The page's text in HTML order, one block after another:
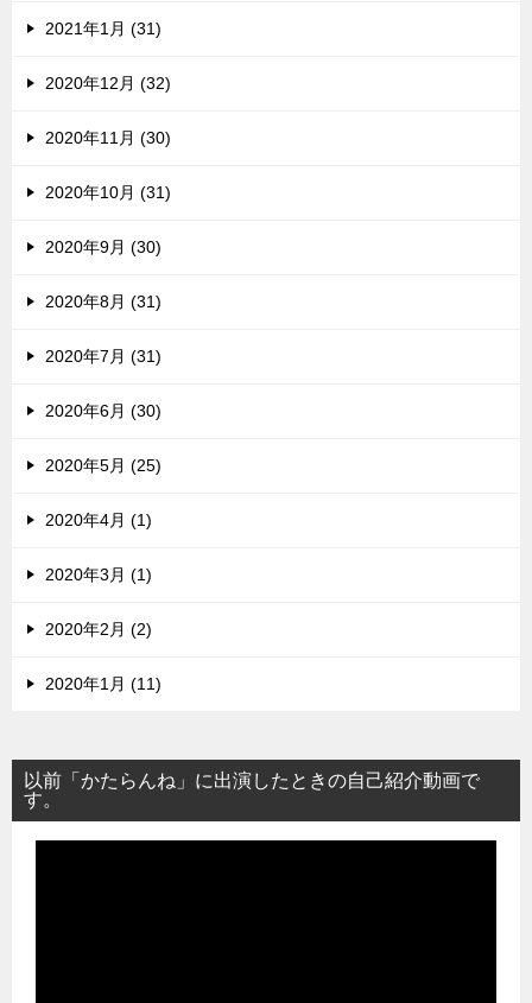
2021年1月 (31)
2020年12月 (32)
2020年11月 (30)
2020年10月 (31)
2020年9月 (30)
2020年8月 (31)
2020年7月 (31)
2020年6月 (30)
2020年5月 (25)
2020年4月 (1)
2020年3月 (1)
2020年2月 (2)
2020年1月 (11)
以前「かたらんね」に出演したときの自己紹介動画で
す。